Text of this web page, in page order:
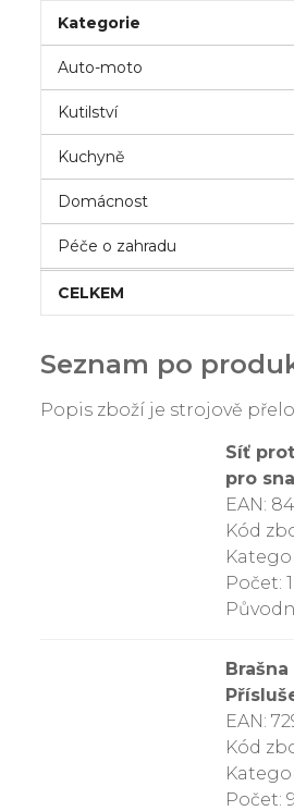
Kategorie
Auto-moto
Kutilství
Kuchyně
Domácnost
Péče o zahradu
CELKEM
Seznam po
Popis zboží je strojově
Síť
pro
EAN:
Kód
Počet:
EAN:
Kód
Počet: